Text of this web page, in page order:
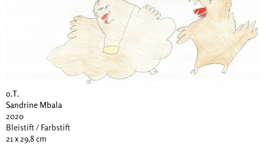
o.T.
Sandrine Mbala
2020
Bleistift / Farbstift
21 x 29,8 cm